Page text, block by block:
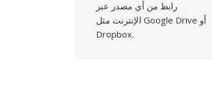
رابط من أي مصدر عبر
الإنترنت مثل Google Drive أو
Dropbox.